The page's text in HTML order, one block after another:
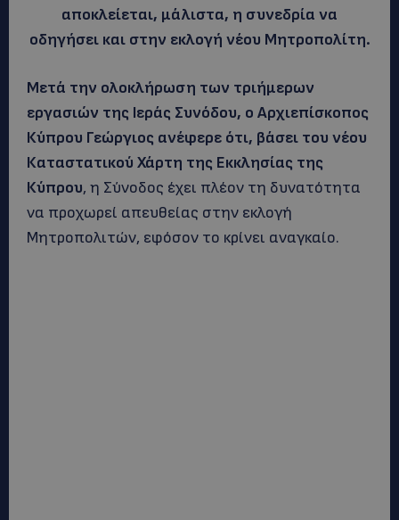
αποκλείεται, μάλιστα, η συνεδρία να
οδηγήσει και στην εκλογή νέου Μητροπολίτη.
Μετά την ολοκλήρωση των τριήμερων
εργασιών της Ιεράς Συνόδου, ο Αρχιεπίσκοπος
Κύπρου Γεώργιος ανέφερε ότι, βάσει του νέου
Καταστατικού Χάρτη της Εκκλησίας της
Κύπρου, η Σύνοδος έχει πλέον τη δυνατότητα
να προχωρεί απευθείας στην εκλογή
Μητροπολιτών, εφόσον το κρίνει αναγκαίο.